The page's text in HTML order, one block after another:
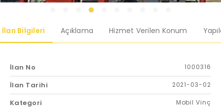
İlan Bilgileri Açıklama Hizmet Verilen Konum
İlan No 1000316
İlan Tarihi 2021-03-02
Kategori Mobil Vinç